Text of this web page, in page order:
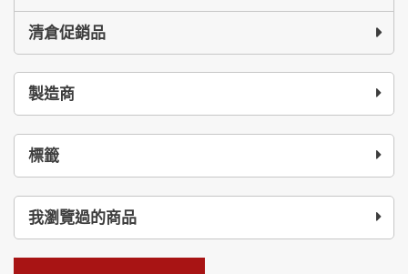
清倉促銷品
製造商
標籤
我瀏覽過的商品